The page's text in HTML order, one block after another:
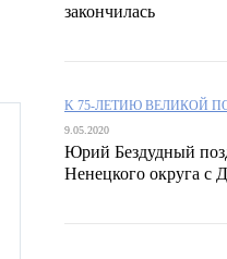
закончилась
K 75-ЛЕТИЮ ВЕЛИКОЙ
9.05.2020
Юрий Бездудный
Ненецкого округа с